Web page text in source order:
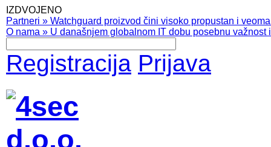
IZDVOJENO
Partneri » Watchguard proizvod čini visoko propustan i
O nama » U današnjem globalnom IT dobu posebnu
Registracija Prijava